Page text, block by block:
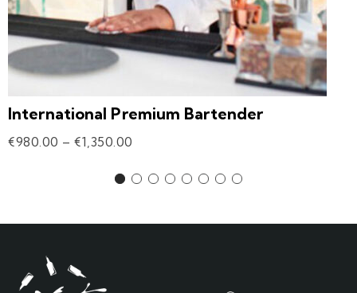
International Premium Bartender
€980.00 – €1,350.00